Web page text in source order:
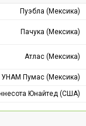
Пуэбла (Мексика)
Пачука (Мексика)
Атлас (Мексика)
УНАМ Пумас (Мексика)
Юнайтед (США)